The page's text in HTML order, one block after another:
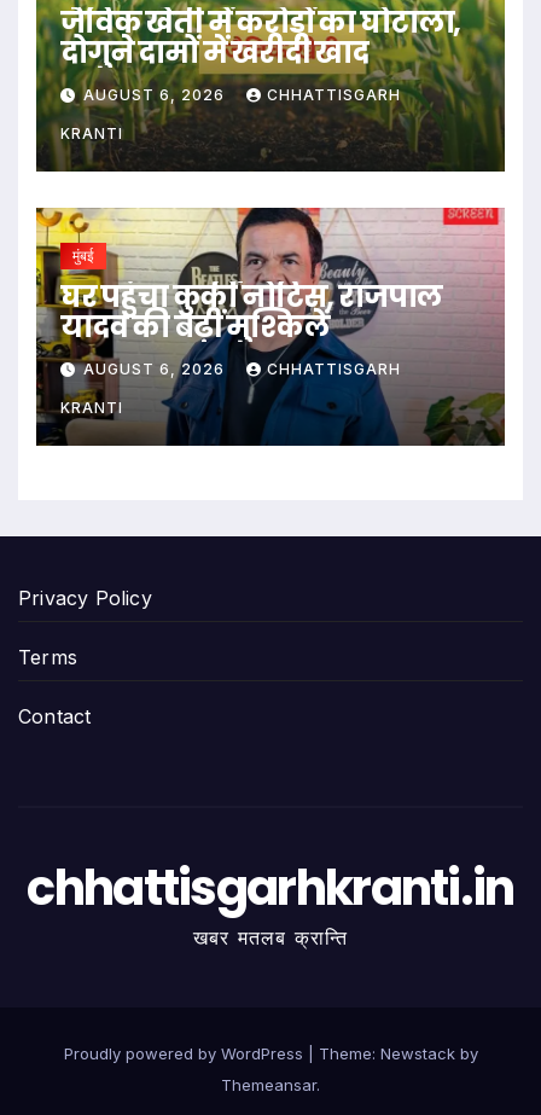
जैविक खेती में करोड़ों का घोटाला,
दोगुने दामों में खरीदी खाद
AUGUST 6, 2026 CHHATTISGARH
KRANTI
मुंबई
घर पहुंचा कुर्की नोटिस, राजपाल
यादव की बढ़ीं मुश्किलें
AUGUST 6, 2026 CHHATTISGARH
KRANTI
Privacy Policy
Terms
Contact
chhattisgarhkranti.in
खबर मतलब क्रान्ति
Proudly powered by WordPress Theme: Newstackby
Themeansar.